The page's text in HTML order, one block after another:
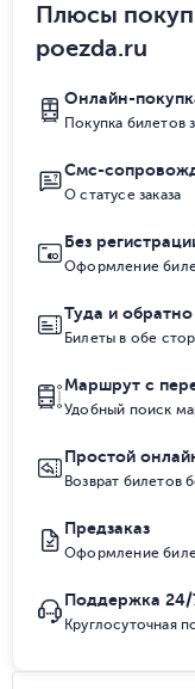
Плюсы
poezda.ru
Онлайн-
Покупка билетов
Смс-
О статусе заказа
Без
Оформление
Туда и обратно
Билеты в обе
Маршрут с
Удобный поиск
Простой
Возврат билетов
Предзаказ
Оформление
Поддержка 24/
Круглосуточная